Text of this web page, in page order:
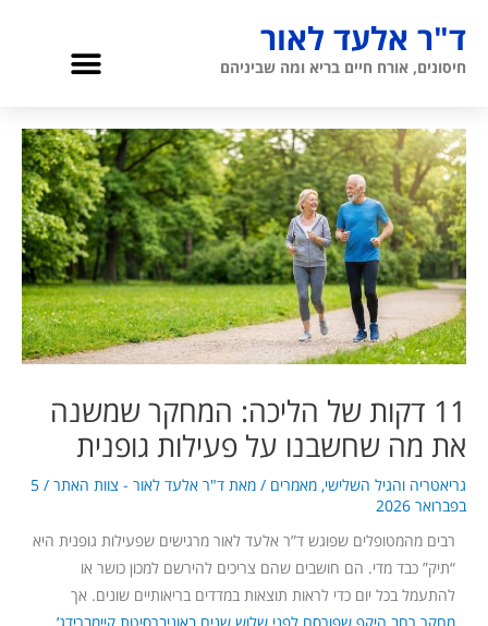
לתוכןד"ר אלעד לאור
חיסונים, אורח חיים בריא ומה שביניהם תפריט
11 דקות של הליכה: המחקר שמשנה
את מה שחשבנו על פעילות גופנית
גריאטריה והגיל השלישי, מאמרים / מאת ד"ר אלעד לאור - צוות האתר /
5
בפברואר 2026
רבים מהמטופלים שפוגש ד”ר אלעד לאור מרגישים שפעילות גופנית היא
“תיק” כבד מדי. הם חושבים שהם צריכים להירשם למכון כושר או
להתעמל בכל יום כדי לראות תוצאות במדדים בריאותיים שונים. אך